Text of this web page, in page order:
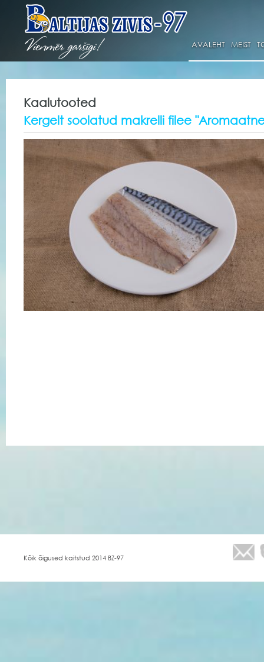
AVALEHT MEIST
Kaalutooted
Kergelt soolatud makrelli filee
Kõik õigused kaitstud 2014 BZ-97